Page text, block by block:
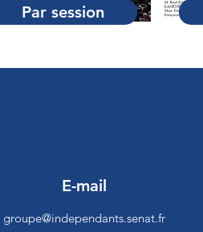
Par session
E-mail
groupe@independants.senat.fr